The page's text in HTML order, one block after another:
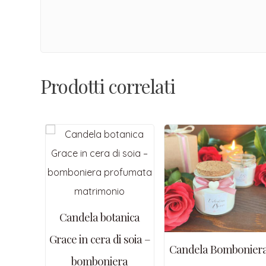
Prodotti correlati
Candela botanica
Grace in cera di soia –
bomboniera
Candela